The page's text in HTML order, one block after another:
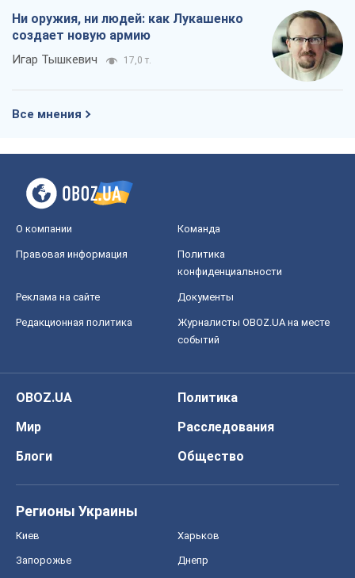
Ни оружия, ни людей: как Лукашенко
создает новую армию
Игар Тышкевич 17,0 т.
Все мнения
О компании Команда
Правовая информация
Политика
конфиденциальности
Реклама на сайте Документы
Редакционная политика
Журналисты OBOZ.UA на месте
событий
OBOZ.UA
Политика
Мир
Расследования
Блоги
Общество
Регионы Украины
Киев Харьков
Запорожье Днепр